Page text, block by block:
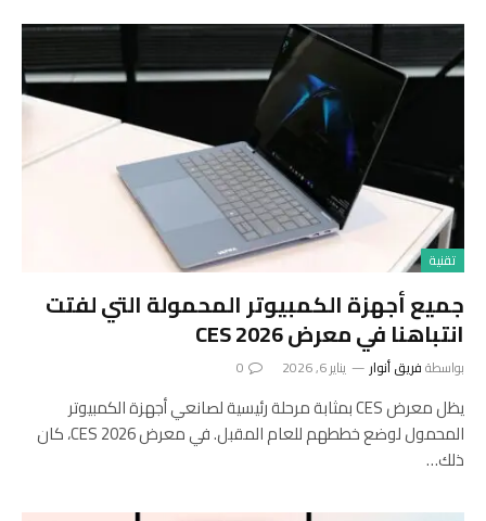
تقنية
جميع أجهزة الكمبيوتر المحمولة التي لفتت
انتباهنا في معرض CES 2026
بواسطةفريق أنوار يناير 6, 2026 0
يظل معرض CES بمثابة مرحلة رئيسية لصانعي أجهزة الكمبيوتر
المحمول لوضع خططهم للعام المقبل. في معرض CES 2026، كان
ذلك…